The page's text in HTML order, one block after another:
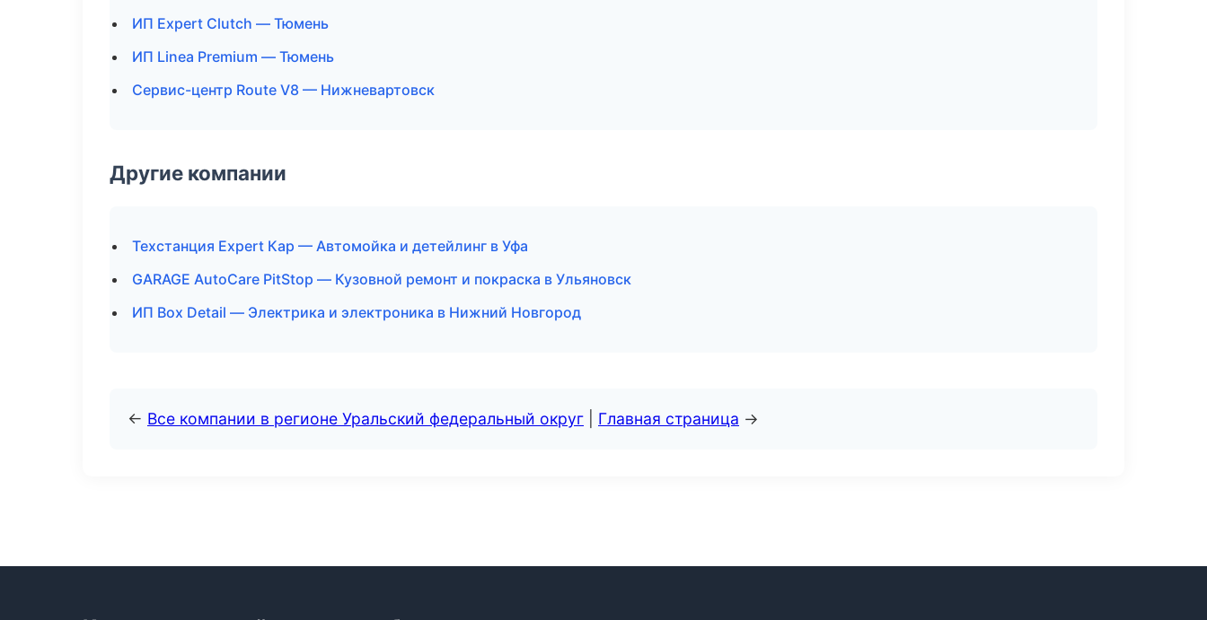
ИП Expert Clutch — Тюмень
ИП Linea Premium — Тюмень
Сервис-центр Route V8 — Нижневартовск
Другие компании
Техстанция Expert Кар — Автомойка и детейлинг в Уфа
GARAGE AutoCare PitStop — Кузовной ремонт и покраска в Ульяновск
ИП Box Detail — Электрика и электроника в Нижний Новгород
← Все компании в регионе Уральский федеральный округ Главная страница →